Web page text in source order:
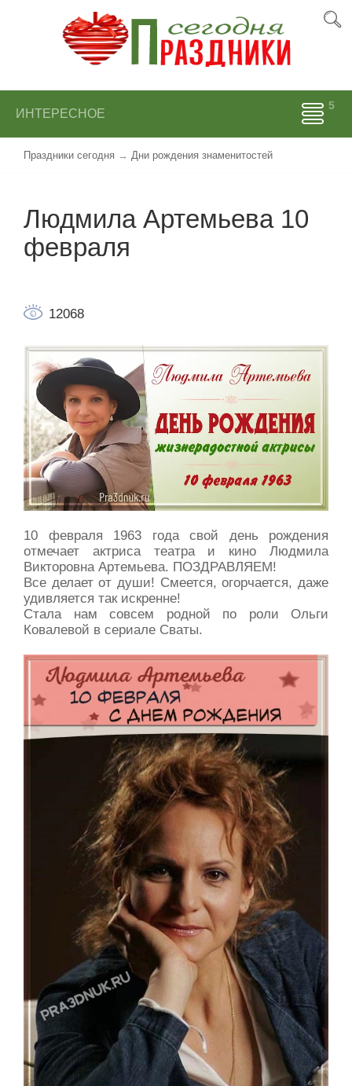
ИНТЕРЕСНОЕ
Праздники сегодня → Дни рождения знаменитостей
Людмила Артемьева 10
февраля
12068
10 февраля 1963 года свой день рождения
отмечает актриса театра и кино Людмила
Викторовна Артемьева. ПОЗДРАВЛЯЕМ!
Все делает от души! Смеется, огорчается, даже
удивляется так искренне!
Стала нам совсем родной по роли Ольги
Ковалевой в сериале Сваты.